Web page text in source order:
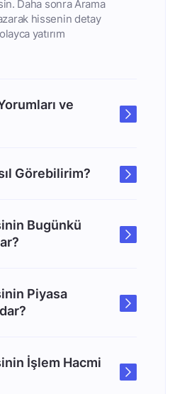
Daha sonra Arama
hissenin detay
yatırım
ve
Görebilirim?
Bugünkü
Piyasa
İşlem Hacmi